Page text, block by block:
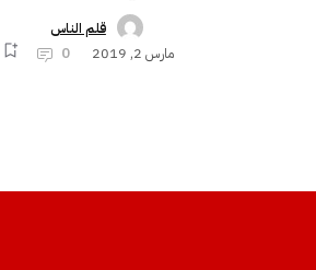
قلم الناس
مارس 2, 2019
0